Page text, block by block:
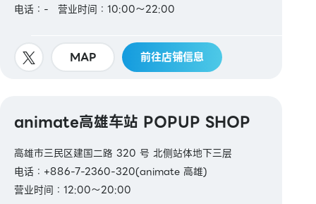
电话：-
营业时间：10:00～22:00
MAP 前往店铺信息
animate高雄车站 POPUP SHOP
高雄市三民区建国二路 320 号 北侧站体地下三层
电话：+886-7-2360-320(animate 高雄)
营业时间：12:00～20:00